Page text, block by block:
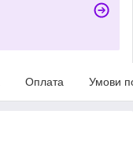
Оплата Умови